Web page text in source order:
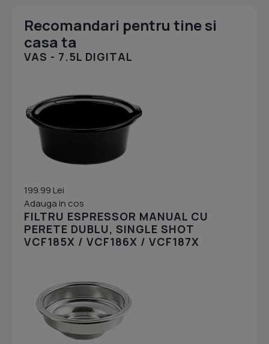
Recomandari pentru tine si
casa ta
VAS - 7.5L DIGITAL
199.99 Lei
Adauga in cos
FILTRU ESPRESSOR MANUAL CU
PERETE DUBLU, SINGLE SHOT
VCF185X / VCF186X / VCF187X